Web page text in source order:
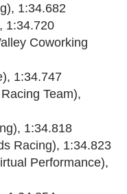
1:34.682
1:34.720
Coworking
1:34.747
Team),
1:34.818
Racing), 1:34.823
Performance),